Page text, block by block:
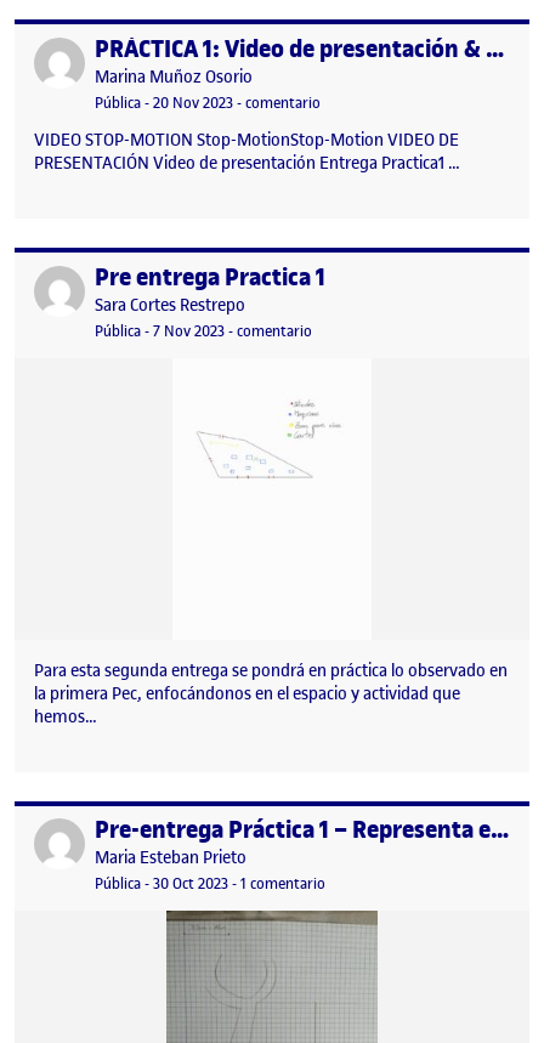
Publicado por PRÁCTICA 1: Video de presentación & Stop-Motion
Publicado por
Marina Muñoz Osorio
Visibilidad:
Pública-Fecha de publicación
20 Nov 202320 noviembre, 2023 11:26 pm
-comentario
VIDEO STOP-MOTION Stop-MotionStop-Motion VIDEO DE
PRESENTACIÓN Video de presentación Entrega Practica1 …
Publicado porPre entrega Practica 1
Publicado por
Sara Cortes Restrepo
Visibilidad:
Pública-Fecha de publicación
7 Nov 2023-comentario
Para esta segunda entrega se pondrá en práctica lo observado en
la primera Pec, enfocándonos en el espacio y actividad que
hemos…
Publicado por Pre-entrega Práctica 1 – Representa el área observada
Publicado por
Maria Esteban Prieto
Visibilidad:
Pública-Fecha de publicación
30 Oct 2023-1 comentario